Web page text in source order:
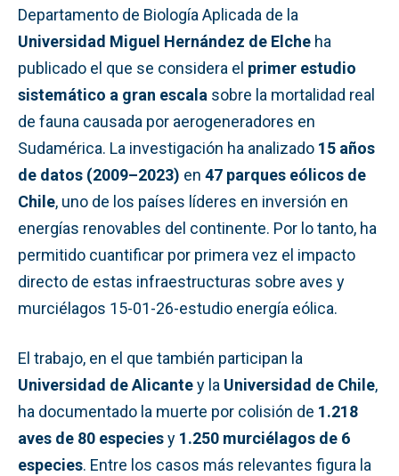
Departamento de Biología Aplicada de la
Universidad Miguel Hernández de Elche ha
publicado el que se considera el primer estudio
sistemático a gran escala sobre la mortalidad real
de fauna causada por aerogeneradores en
Sudamérica. La investigación ha analizado 15 años
de datos (2009–2023) en 47 parques eólicos de
Chile, uno de los países líderes en inversión en
energías renovables del continente. Por lo tanto, ha
permitido cuantificar por primera vez el impacto
directo de estas infraestructuras sobre aves y
murciélagos 15-01-26-estudio energía eólica.
El trabajo, en el que también participan la
Universidad de Alicantey la Universidad de Chile,
ha documentado la muerte por colisión de 1.218
aves de 80 especiesy 1.250 murciélagos de 6
especies. Entre los casos más relevantes figura la